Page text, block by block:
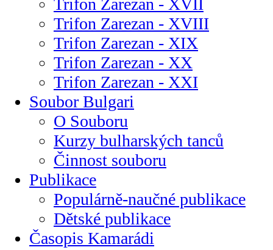
Trifon Zarezan - XVII
Trifon Zarezan - XVIII
Trifon Zarezan - XIX
Trifon Zarezan - XX
Trifon Zarezan - XXI
Soubor Bulgari
O Souboru
Kurzy bulharských tanců
Činnost souboru
Publikace
Populárně-naučné publikace
Dětské publikace
Časopis Kamarádi